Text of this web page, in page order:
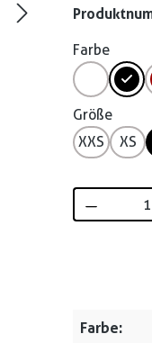
Farbe
Größe
XXS
XS
Farbe: